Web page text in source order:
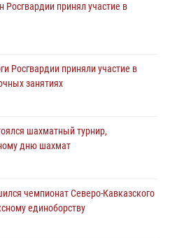
с заместителем полномочного
Федерации в Северо-
Виталием Кузнецовым
Балкарской Республике
инструктора подразделений
навыки
Росгвардии принял участие в
Росгвардии приняли участие в
занятиях
шахматный турнир,
дню шахмат
чемпионат Северо-Кавказского
единоборству